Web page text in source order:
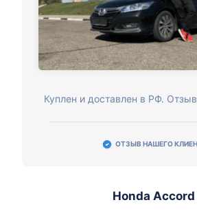
Куплен и доставлен в РФ.
ОТЗЫВ НАШЕГО
Honda Accord